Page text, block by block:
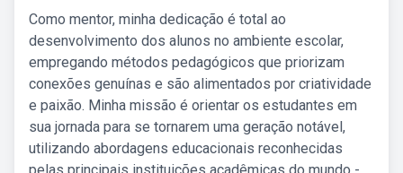
Como mentor, minha dedicação é total ao
desenvolvimento dos alunos no ambiente escolar,
empregando métodos pedagógicos que priorizam
conexões genuínas e são alimentados por criatividade
e paixão. Minha missão é orientar os estudantes em
sua jornada para se tornarem uma geração notável,
utilizando abordagens educacionais reconhecidas